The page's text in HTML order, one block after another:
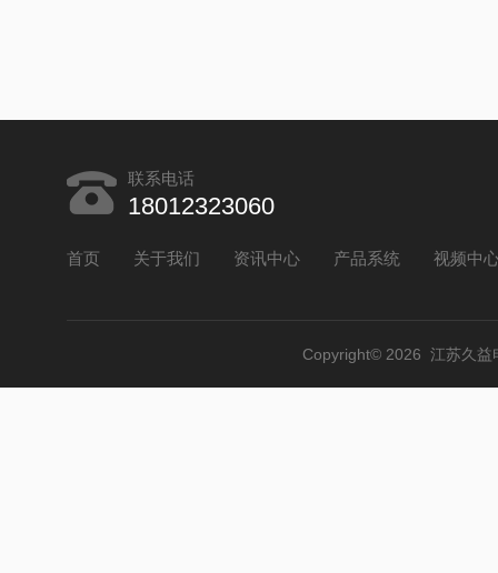
联系电话
18012323060
首页 关于我们 资讯中心 产品系统 视频中
Copyright© 2026 江苏久